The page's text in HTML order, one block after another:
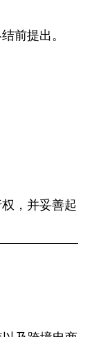
前提出。
，并妥善起